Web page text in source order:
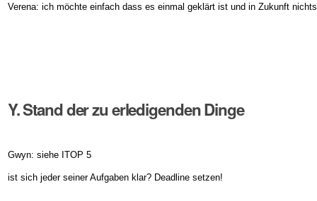
Verena: ich möchte einfach dass es einmal geklärt ist und in Zukunft
Y. Stand der zu erledigenden Dinge
Gwyn: siehe ITOP 5
ist sich jeder seiner Aufgaben klar? Deadline setzen!